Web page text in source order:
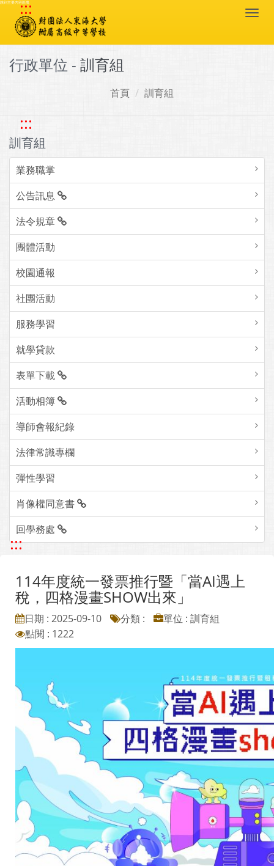
跳到主要內容區塊
:::
行政單位 - 訓育組
首頁 訓育組
:::
訓育組
業務職掌
公告訊息
法令規章
團體活動
校園通報
社團活動
服務學習
就學貸款
表單下載
活動相簿
導師會報紀錄
法律常識專欄
彈性學習
肖像權同意書
回學務處
:::
114年度統一發票推行暨「當AI遇上
稅，四格漫畫SHOW出來」
日期 : 2025-09-10 分類 :
單位 : 訓育組
點閱 : 1222